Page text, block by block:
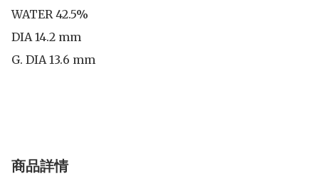
WATER 42.5%
DIA 14.2 mm
G. DIA 13.6 mm
商品詳情